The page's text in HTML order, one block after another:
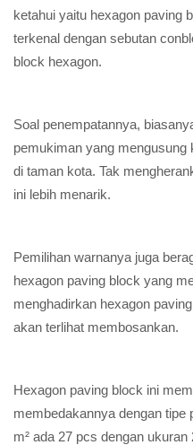
ketahui yaitu hexagon paving
terkenal dengan sebutan
block hexagon.
Soal penempatannya,
pemukiman yang mengusung
di taman kota. Tak
ini lebih menarik.
Pemilihan warnanya juga
hexagon paving block yang
menghadirkan hexagon
akan terlihat membosankan.
Hexagon paving block ini
membedakannya dengan tipe
m² ada 27 pcs dengan ukuran